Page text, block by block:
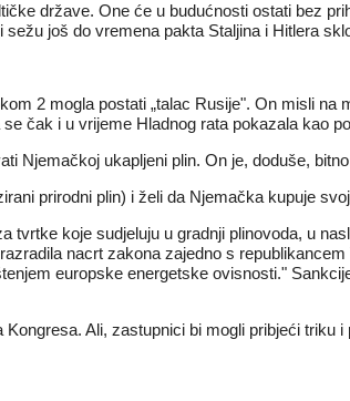
države. One će u budućnosti ostati bez
još do vremena pakta Staljina i Hitlera
2 mogla postati „talac Rusije". On misli na
čak i u vrijeme Hladnog rata pokazala kao
Njemačkoj ukapljeni plin. On je, doduše,
prirodni plin) i želi da Njemačka kupuje
koje sudjeluju u gradnji plinovoda, u
razradila nacrt zakona zajedno s republikancem
europske energetske ovisnosti."
Ali, zastupnici bi mogli pribjeći